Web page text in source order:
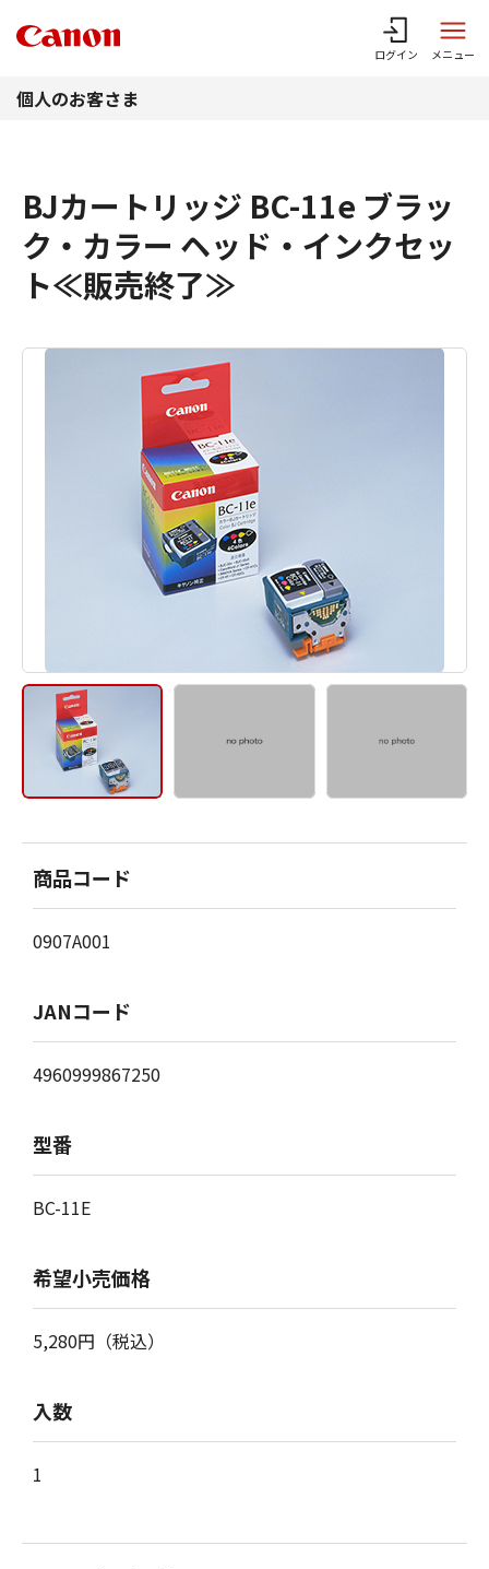
ログイン メニュー
個人のお客さま
BJカートリッジ BC-11e ブラッ
ク・カラー ヘッド・インクセッ
ト≪販売終了≫
商品コード
0907A001
JANコード
4960999867250
型番
BC-11E
希望小売価格
5,280円 （税込）
入数
1